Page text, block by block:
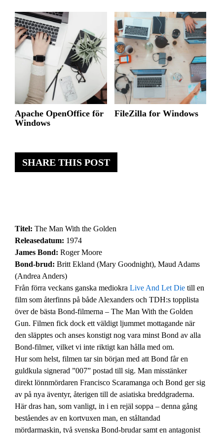
SHARE THIS POST
Titel: The Man With the Golden
Releasedatum: 1974
James Bond: Roger Moore
Bond-brud: Britt Ekland (Mary Goodnight), Maud Adams
(Andrea Anders)
Från förra veckans ganska mediokra Live And Let Die till en
film som återfinns på både Alexanders och TDH:s topplista
över de bästa Bond-filmerna – The Man With the Golden
Gun. Filmen fick dock ett väldigt ljummet mottagande när
den släpptes och anses konstigt nog vara minst Bond av alla
Bond-filmer, vilket vi inte riktigt kan hålla med om.
Hur som helst, filmen tar sin början med att Bond får en
guldkula signerad ”007” postad till sig. Man misstänker
direkt lönnmördaren Francisco Scaramanga och Bond ger sig
av på nya äventyr, återigen till de asiatiska breddgraderna.
Här dras han, som vanligt, in i en rejäl soppa – denna gång
beståendes av en kortvuxen man, en ståltandad
mördarmaskin, två svenska Bond-brudar samt en antagonist
Apache OpenOffice för
Windows
FileZilla for Windows